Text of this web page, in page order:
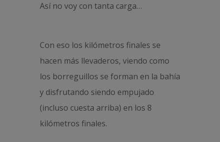
Así no voy con tanta carga…
Con eso los kilómetros finales se
hacen más llevaderos, viendo como
los borreguillos se forman en la bahía
y disfrutando siendo empujado
(incluso cuesta arriba) en los 8
kilómetros finales.